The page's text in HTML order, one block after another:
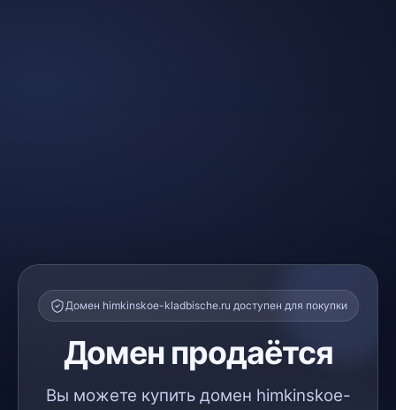
Домен himkinskoe-kladbische.ru доступен для покупки
Домен продаётся
Вы можете купить домен himkinskoe-